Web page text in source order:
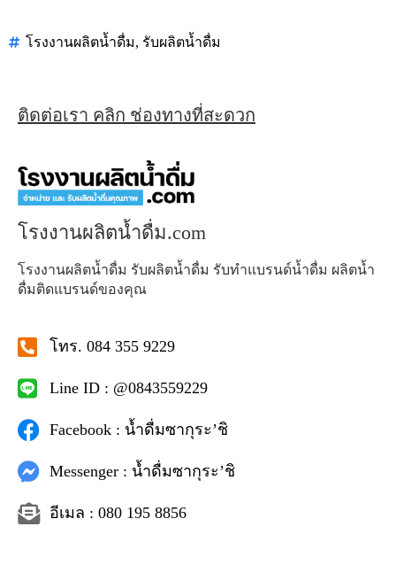
โรงงานผลิตน้ำดื่ม, รับผลิตน้ำดื่ม
ติดต่อเรา คลิก ช่องทางที่สะดวก
โรงงานผลิตน้ำดื่ม.com
โรงงานผลิตน้ำดื่ม รับผลิตน้ำดื่ม รับทำแบรนด์น้ำดื่ม ผลิตน้ำ
ดื่มติดแบรนด์ของคุณ
โทร. 084 355 9229
Line ID : @0843559229
Facebook : น้ำดื่มซากุระ’ชิ
Messenger : น้ำดื่มซากุระ’ชิ
อีเมล : 080 195 8856